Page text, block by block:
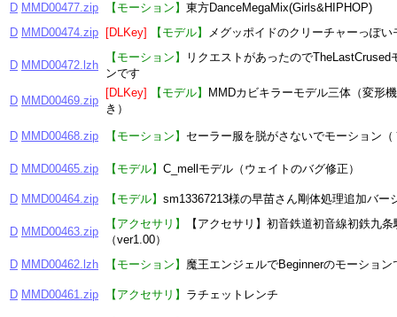
D MMD00477.zip 【モーション】 東方DanceMegaMix(Girls&HIPHOP)
D MMD00474.zip [DLKey] 【モデル】 メグッポイドのクリーチャーっぽい
D MMD00472.lzh
【モーション】
リクエストがあったのでTheLastCrused
ンです
D MMD00469.zip
[DLKey] 【モデル】
MMDカビキラーモデル三体（変形
き）
D MMD00468.zip 【モーション】 セーラー服を脱がさないでモーション（
D MMD00465.zip 【モデル】 C_mellモデル（ウェイトのバグ修正）
D MMD00464.zip 【モデル】 sm13367213様の早苗さん剛体処理追加バー
D MMD00463.zip
【アクセサリ】
【アクセサリ】初音鉄道初音線初鉄九
（ver1.00）
D MMD00462.lzh 【モーション】 魔王エンジェルでBeginnerのモーション
D MMD00461.zip 【アクセサリ】 ラチェットレンチ